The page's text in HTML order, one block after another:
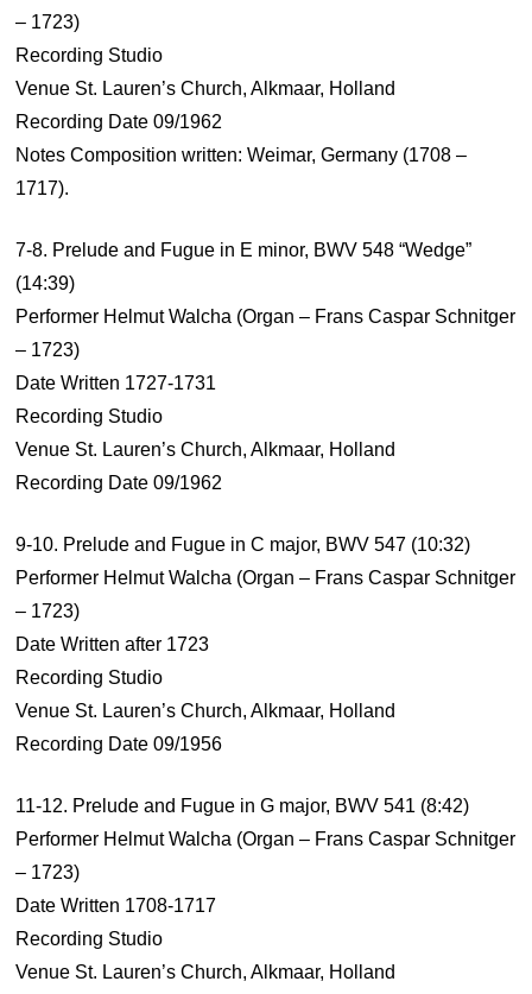
– 1723)
Recording Studio
Venue St. Lauren’s Church, Alkmaar, Holland
Recording Date 09/1962
Notes Composition written: Weimar, Germany (1708 –
1717).
7-8. Prelude and Fugue in E minor, BWV 548 “Wedge”
(14:39)
Performer Helmut Walcha (Organ – Frans Caspar Schnitger
– 1723)
Date Written 1727-1731
Recording Studio
Venue St. Lauren’s Church, Alkmaar, Holland
Recording Date 09/1962
9-10. Prelude and Fugue in C major, BWV 547 (10:32)
Performer Helmut Walcha (Organ – Frans Caspar Schnitger
– 1723)
Date Written after 1723
Recording Studio
Venue St. Lauren’s Church, Alkmaar, Holland
Recording Date 09/1956
11-12. Prelude and Fugue in G major, BWV 541 (8:42)
Performer Helmut Walcha (Organ – Frans Caspar Schnitger
– 1723)
Date Written 1708-1717
Recording Studio
Venue St. Lauren’s Church, Alkmaar, Holland